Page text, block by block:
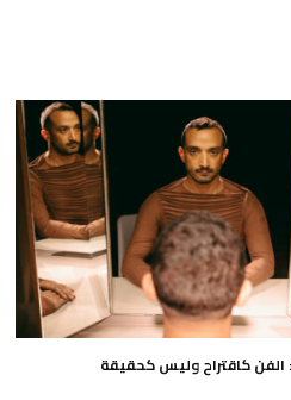
الفن كاقتراح وليس كحقيقة